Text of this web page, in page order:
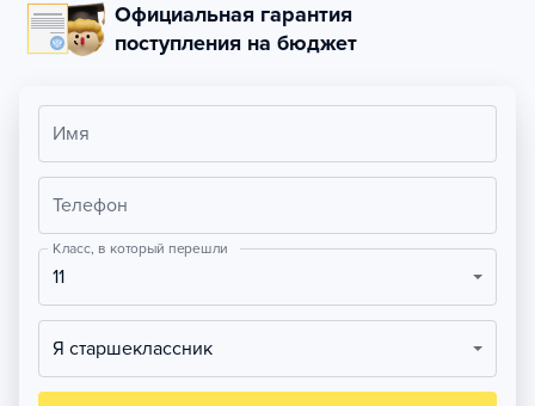
Официальная гарантия
поступления на бюджет
Имя
Телефон
Класс, в который перешли
11
Я старшеклассник